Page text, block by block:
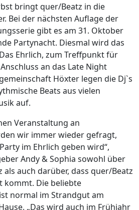
bringt quer/Beatz in die
Bei der nächsten Auflage der
gibt es am 31. Oktober
Partynacht. Diesmal wird das
Ehrlich, zum Treffpunkt für
an das Late Night
Höxter legen die Dj`s
Beats aus vielen
auf.
Veranstaltung an
wir immer wieder gefragt,
im Ehrlich geben wird“,
Andy & Sophia sowohl über
als auch darüber, dass quer/Beatz
kommt. Die beliebte
normal im Strandgut am
„Das wird auch im Frühjahr